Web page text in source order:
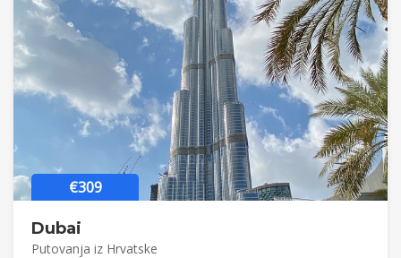
€309
Dubai
Putovanja iz Hrvatske